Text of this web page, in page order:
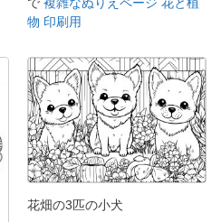
物 印刷用
花畑の3匹の小犬